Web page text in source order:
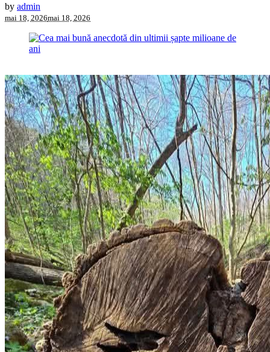
by admin
mai 18, 2026mai 18, 2026